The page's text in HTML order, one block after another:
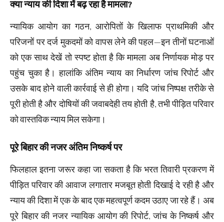
क्या न्याय की दिशा में बढ़ रहा है मामला?
न्यायिक आयोग का गठन, आरोपितों के खिलाफ प्राथमिकी और
परिजनों पर दर्ज मुकदमों को वापस लेने की पहल—इन तीनों घटनाओं
को एक साथ देखें तो स्पष्ट होता है कि मामला अब निर्णायक मोड़ पर
पहुंच चुका है। हालांकि अंतिम न्याय का निर्धारण जांच रिपोर्ट और
उसके बाद होने वाली कार्रवाई से ही होगा। यदि जांच निष्पक्ष तरीके से
पूरी होती है और दोषियों की जवाबदेही तय होती है, तभी पीड़ित परिवार
को वास्तविक न्याय मिल सकेगा।
पूरे बिहार की नजर अंतिम निष्कर्ष पर
फिलहाल इतना जरूर कहा जा सकता है कि भरत तिवारी प्रकरण में
पीड़ित परिवार की आवाज लगातार मजबूत होती दिखाई दे रही है और
न्याय की दिशा में एक के बाद एक महत्वपूर्ण कदम उठाए जा रहे हैं। अब
पूरे बिहार की नजर न्यायिक आयोग की रिपोर्ट, जांच के निष्कर्ष और